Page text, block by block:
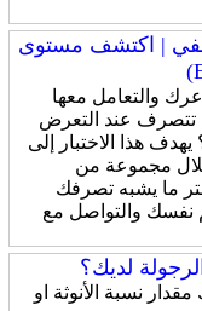
| اكتشف مستوى
والتعامل معها
تتصرف عند التعرض
هذا الاختبار إلى
مجموعة من
ما يشبه تصرفك
نفسك والتواصل مع
لديك؟
نسبة الأنوثة او